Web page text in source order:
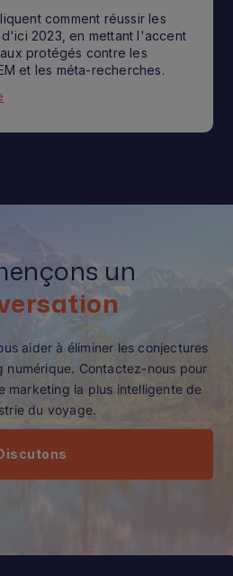
comment réussir les
2023, en mettant l'accent
protégés contre les
et les méta-recherches.
un
aider à éliminer les conjectures
numérique. Contactez-nous pour
marketing la plus intelligente de
du voyage.